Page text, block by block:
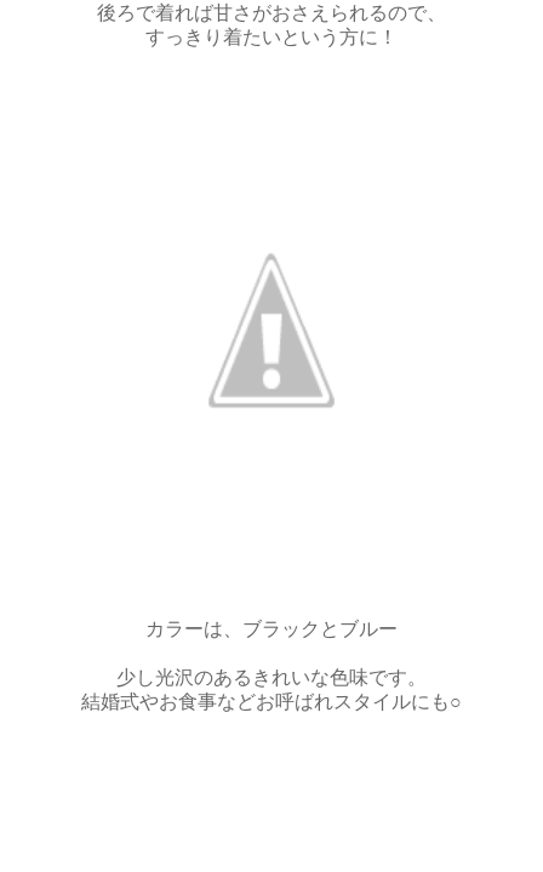
後ろで着れば甘さがおさえられるので、
すっきり着たいという方に！
カラーは、ブラックとブルー
少し光沢のあるきれいな色味です。
結婚式やお食事などお呼ばれスタイルにも○